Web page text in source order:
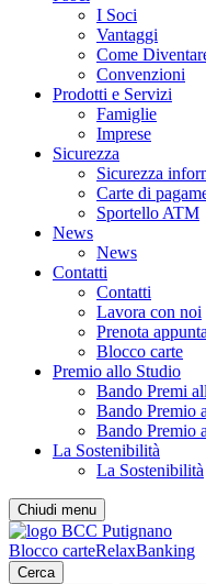
I Soci
Vantaggi
Come
Convenzioni
Prodotti e Servizi
Famiglie
Imprese
Sicurezza
Sicurezza
Carte di
Sportello ATM
News
News
Contatti
Contatti
Lavora con noi
Prenota
Blocco carte
Premio allo Studio
Bando Premi
Bando Premio
Bando Premio
La Sostenibilità
La Sostenibilità
Chiudi menu
Blocco carteRelaxBanking
Cerca